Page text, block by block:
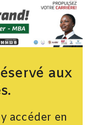
aux
accéder en